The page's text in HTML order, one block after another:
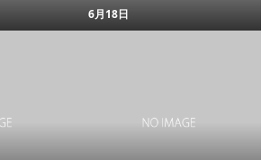
6月18日